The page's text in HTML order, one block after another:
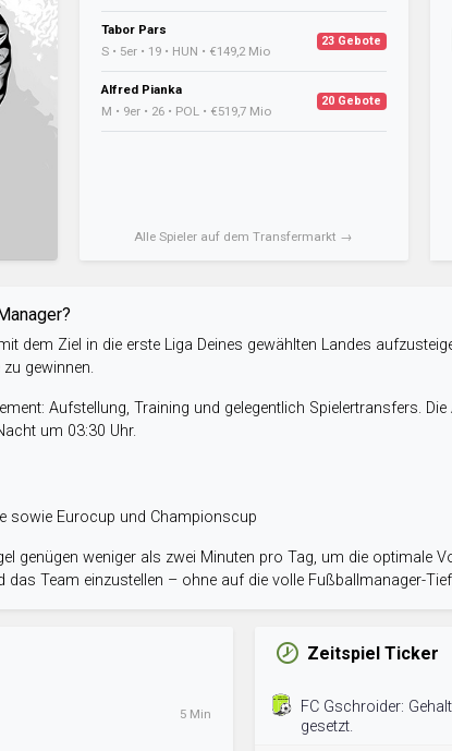
Tabor Pars
S • 5er • 19 • HUN • €149,2 Mio
23 Gebote
Alfred Pianka
M • 9er • 26 • POL • €519,7 Mio
20 Gebote
Alle Spieler auf dem Transfermarkt →
dem Ziel in die erste Liga Deines gewählten Landes
gewinnen.
Aufstellung, Training und gelegentlich Spielertransfers. Die
um 03:30 Uhr.
sowie Eurocup und Championscup
genügen weniger als zwei Minuten pro Tag, um die optimale
das Team einzustellen – ohne auf die volle Fußballmanager-
5 Min
Zeitspiel Ticker
FC Gschroider:
gesetzt.